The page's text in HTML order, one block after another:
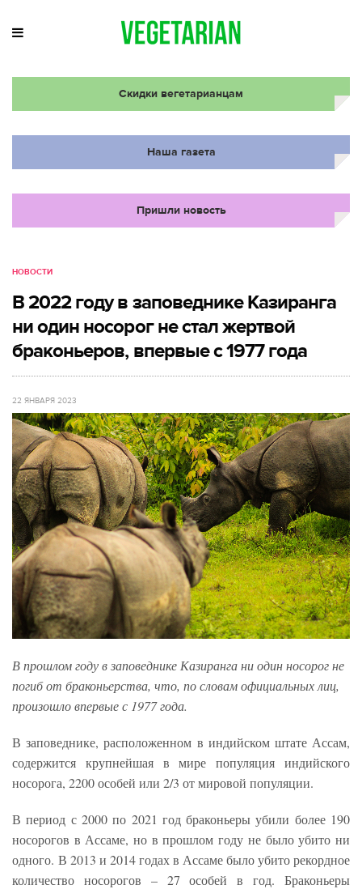
Скидки вегетарианцам
Наша газета
Пришли новость
НОВОСТИ
В 2022 году в заповеднике Казиранга
ни один носорог не стал жертвой
браконьеров, впервые с 1977 года
22 ЯНВАРЯ 2023
В прошлом году в заповеднике Казиранга ни один носорог не
погиб от браконьерства, что, по словам официальных лиц,
произошло впервые с 1977 года.
В заповеднике, расположенном в индийском штате Ассам,
содержится крупнейшая в мире популяция индийского
носорога, 2200 особей или 2/3 от мировой популяции.
В период с 2000 по 2021 год браконьеры убили более 190
носорогов в Ассаме, но в прошлом году не было убито ни
одного. В 2013 и 2014 годах в Ассаме было убито рекордное
количество носорогов – 27 особей в год. Браконьеры